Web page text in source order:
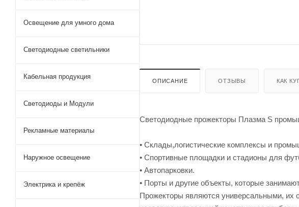
ОПИСАНИЕ ОТЗЫВЫ КАК
Светодиодные прожекторы Плазма S
• Склады,логистические комплексы и
• Спортивные площадки и стадионы для
• Автопарковки.
• Порты и другие объекты, которые
Прожекторы являются универсальными, их
Освещение для умного дома
Светодиодные светильники
Кабельная продукция
Светодиоды и Модули
Рекламные материалы
Наружное освещение
Электрика и крепёж